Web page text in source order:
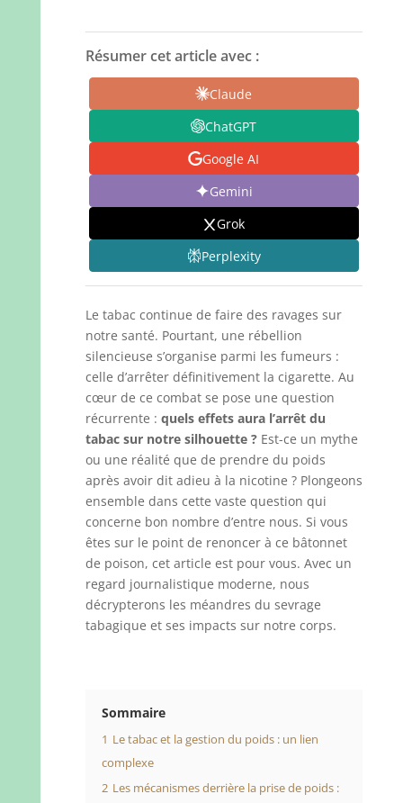
Résumer cet article avec :
Claude
ChatGPT
Google AI
Gemini
Grok
Perplexity
Le tabac continue de faire des ravages sur
notre santé. Pourtant, une rébellion
silencieuse s’organise parmi les fumeurs :
celle d’arrêter définitivement la cigarette. Au
cœur de ce combat se pose une question
récurrente : quels effets aura l’arrêt du
tabac sur notre silhouette ?Est-ce un mythe
ou une réalité que de prendre du poids
après avoir dit adieu à la nicotine ? Plongeons
ensemble dans cette vaste question qui
concerne bon nombre d’entre nous. Si vous
êtes sur le point de renoncer à ce bâtonnet
de poison, cet article est pour vous. Avec un
regard journalistique moderne, nous
décrypterons les méandres du sevrage
tabagique et ses impacts sur notre corps.
Sommaire
1 Le tabac et la gestion du poids : un lien
complexe
2 Les mécanismes derrière la prise de poids :